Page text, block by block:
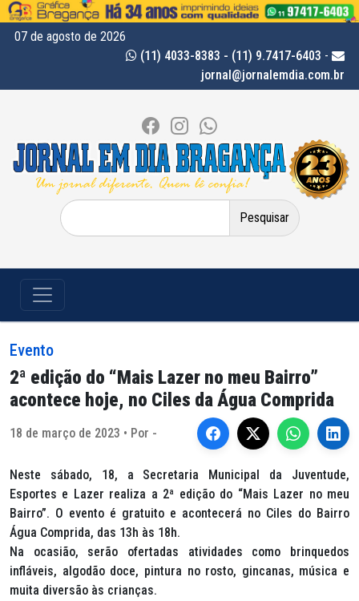
07 de agosto de 2026
(11) 4033-8383 - (11) 9.7417-6403 -
jornal@jornalemdia.com.br
Pesquisar
por:
Evento
2ª edição do “Mais Lazer no meu Bairro”
acontece hoje, no Ciles da Água Comprida
18 de março de 2023 • Por -
Neste sábado, 18, a Secretaria Municipal da Juventude,
Esportes e Lazer realiza a 2ª edição do “Mais Lazer no meu
Bairro”. O evento é gratuito e acontecerá no Ciles do Bairro
Água Comprida, das 13h às 18h.
Na ocasião, serão ofertadas atividades como brinquedos
infláveis, algodão doce, pintura no rosto, gincanas, música e
muita diversão às crianças.